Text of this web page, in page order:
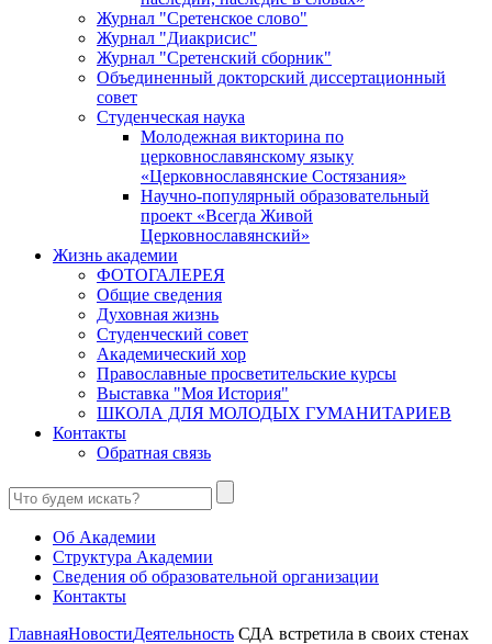
Журнал "Сретенское слово"
Журнал "Диакрисис"
Журнал "Сретенский сборник"
Объединенный докторский диссертационный
совет
Студенческая наука
Молодежная викторина по
церковнославянскому языку
«Церковнославянские Состязания»
Научно-популярный образовательный
проект «Всегда Живой
Церковнославянский»
Жизнь академии
ФОТОГАЛЕРЕЯ
Общие сведения
Духовная жизнь
Студенческий совет
Академический хор
Православные просветительские курсы
Выставка "Моя История"
ШКОЛА ДЛЯ МОЛОДЫХ ГУМАНИТАРИЕВ
Контакты
Обратная связь
Об Академии
Структура Академии
Сведения об образовательной организации
Контакты
ГлавнаяНовостиДеятельность СДА встретила в своих стенах